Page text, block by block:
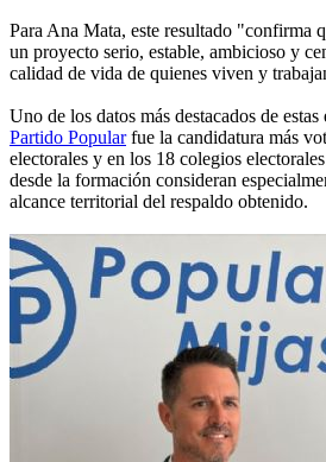
Para Ana Mata, este resultado "confirma
un proyecto serio, estable, ambicioso y
calidad de vida de quienes viven y
Uno de los datos más destacados de estas
Partido Popularfue la candidatura más
electorales y en los 18 colegios
desde la formación consideran
alcance territorial del respaldo obtenido.